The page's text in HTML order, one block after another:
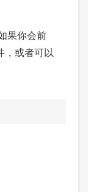
果你会前
，或者可以